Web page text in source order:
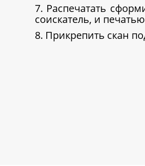
7. Распечатать
соискатель, и
8. Прикрепить скан